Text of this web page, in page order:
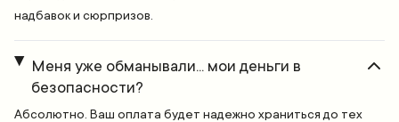
надбавок и сюрпризов.
Меня уже обманывали... мои деньги в
безопасности?
Абсолютно. Ваш оплата будет надежно храниться до тех